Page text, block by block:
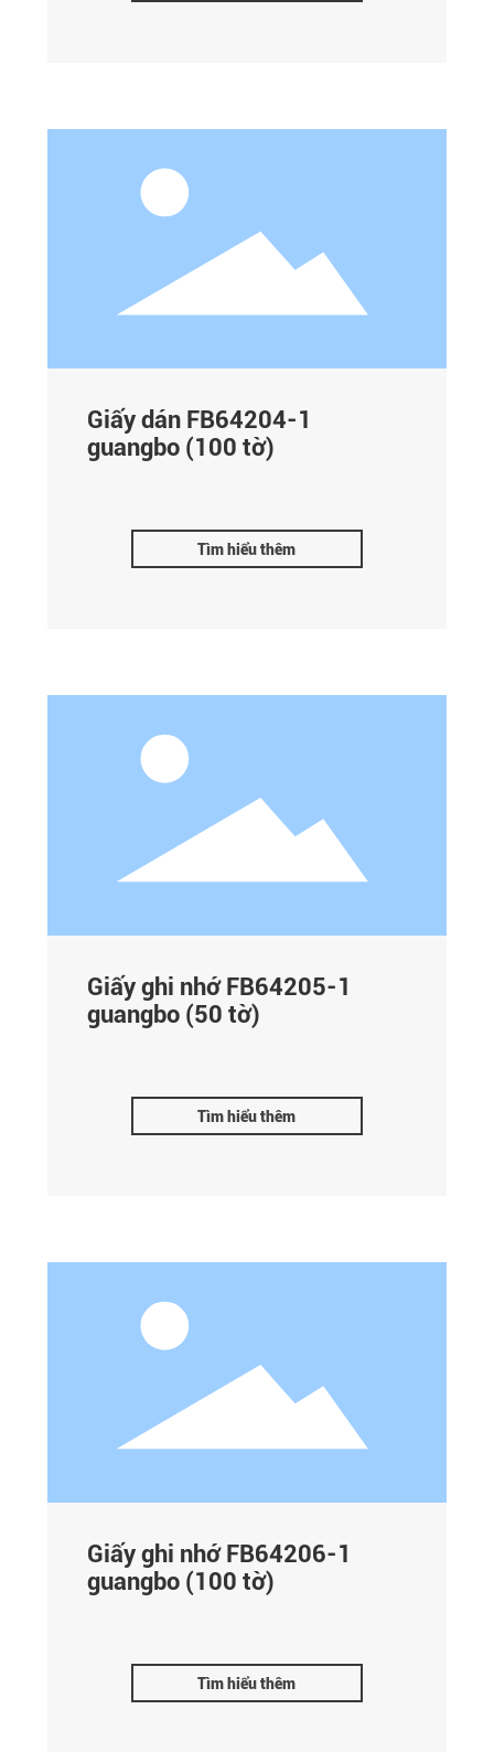
Giấy dán FB64204-1
guangbo (100 tờ)
Tìm hiểu thêm
Giấy ghi nhớ FB64205-1
guangbo (50 tờ)
Tìm hiểu thêm
Giấy ghi nhớ FB64206-1
guangbo (100 tờ)
Tìm hiểu thêm